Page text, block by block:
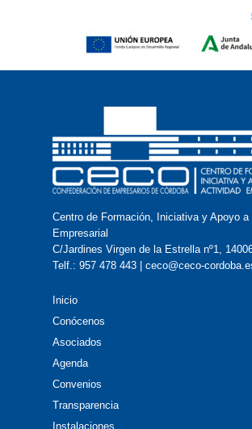
Centro de Formación, Iniciativa y Apoyo a
Empresarial
C/Jardines Virgen de la Estrella nº1,
Telf.: 957 478 443 | ceco@ceco-
Inicio
Conócenos
Asociados
Agenda
Convenios
Transparencia
Instalaciones